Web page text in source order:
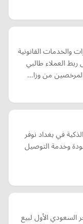
والخدمات القانونية
ربط العملاء طالبي
المرخصين من وزا…
في بغداد نوفر
وخدمة التوصيل
الأول لبيع